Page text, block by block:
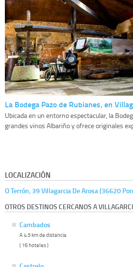
La Bodega Pazo de Rubianes, en
Ubicada en un entorno espectacular, la
grandes vinos Albariño y ofrece originales
LOCALIZACIÓN
O Terrón, 39 Villagarcia De Arosa (36620
OTROS DESTINOS CERCANOS A
Cambados
A 4.5 km de distancia
( 16 hoteles )